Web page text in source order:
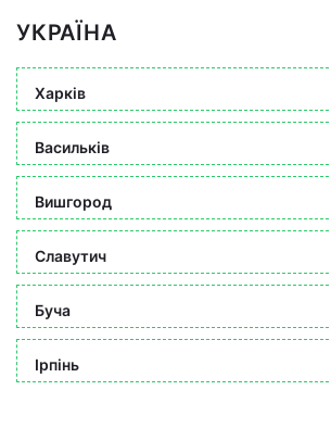
УКРАЇНА
Харків
Васильків
Вишгород
Славутич
Буча
Ірпінь